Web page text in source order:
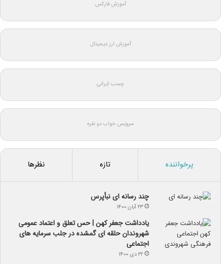
آموزش فارکس
آموزش ارز دیجیتال
چسب ایرانی
سرویس خواب دو نفره
پرخواننده تازه نظرها
چند رسانه ای نبأپرس
۲۳ آبان ۱۴۰۰
یادداشت جعفر کهن | حس تعلق و اعتماد عمومی
شهروندان حلقه ای گمشده در جلب سرمایه های
اجتماعی
۲۲ دی ۱۴۰۰